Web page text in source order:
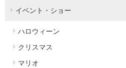
イベント・ショー
ハロウィーン
クリスマス
マリオ